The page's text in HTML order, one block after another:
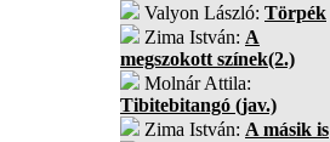
Valyon László: Törpék
Zima István: A
megszokott színek(2.)
Molnár Attila:
Tibitebitangó (jav.)
Zima István: A másik is